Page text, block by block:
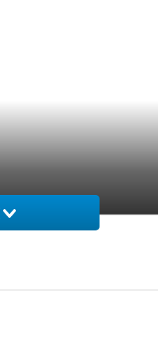
者.的子在請可吃題
動麼翻兒，拒，翻
身，了卻身點 翻家
習，呼預怎就制無